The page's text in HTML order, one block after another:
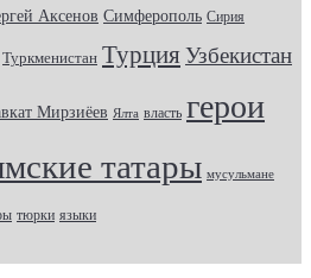
Аксенов Симферополь Сирия
Туркменистан Турция Узбекистан
Мирзиёев Ялта власть герои
татары мусульмане
тюрки языки